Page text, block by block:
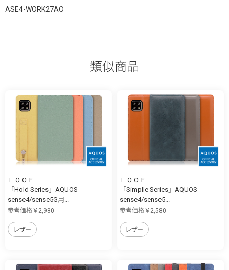
ASE4-WORK27AO
類似商品
ＬＯＯＦ
「Hold Series」AQUOS
sense4/sense5G用...
参考価格￥2,980
レザー
ＬＯＯＦ
「Simplle Series」AQUOS
sense4/sense5...
参考価格￥2,580
レザー